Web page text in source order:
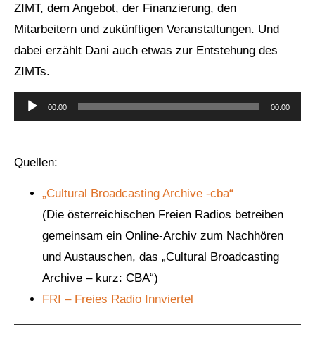
ZIMT, dem Angebot, der Finanzierung, den
Mitarbeitern und zukünftigen Veranstaltungen. Und
dabei erzählt Dani auch etwas zur Entstehung des
ZIMTs.
Audio-
Player
00:00 00:00
Quellen:
„Cultural Broadcasting Archive -cba“
(Die österreichischen Freien Radios betreiben
gemeinsam ein Online-Archiv zum Nachhören
und Austauschen, das „Cultural Broadcasting
Archive – kurz: CBA“)
FRI – Freies Radio Innviertel